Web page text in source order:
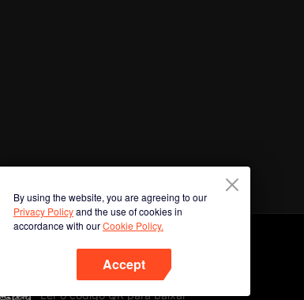
By using the website, you are agreeing to our
Privacy Policyand the use of cookies in
accordance with ourCookie Policy.
Accept
Ler o código QR para baixar